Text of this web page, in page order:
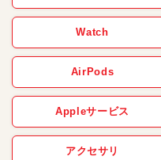
Watch
AirPods
Appleサービス
アクセサリ